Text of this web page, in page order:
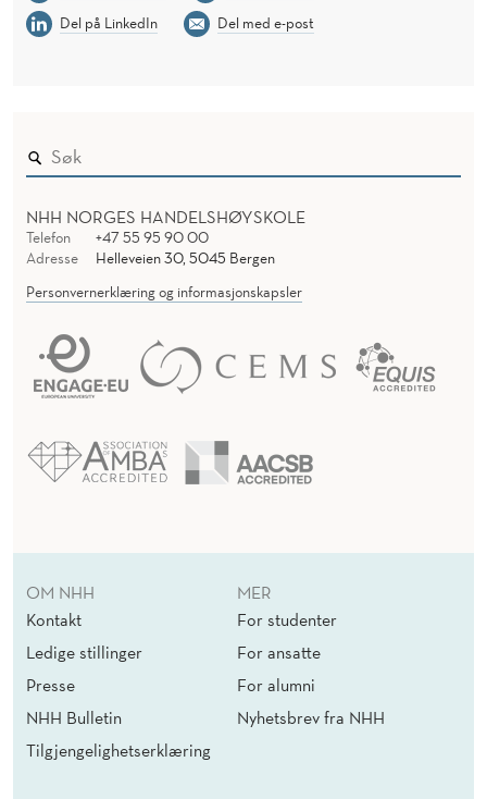
Del på LinkedIn
Del med e-post
NHH NORGES HANDELSHØYSKOLE
Telefon
+47 55 95 90 00
Adresse
Helleveien 30, 5045 Bergen
Personvernerklæring og informasjonskapsler
OM NHH
Kontakt
Ledige stillinger
Presse
NHH Bulletin
Tilgjengelighetserklæring
MER
For studenter
For ansatte
For alumni
Nyhetsbrev fra NHH